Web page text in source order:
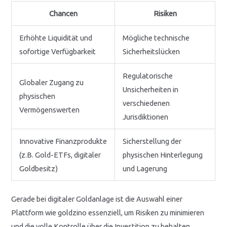
Chancen Risiken
Erhöhte Liquidität und
sofortige Verfügbarkeit
Mögliche technische
Sicherheitslücken
Globaler Zugang zu
physischen
Vermögenswerten
Regulatorische
Unsicherheiten in
verschiedenen
Jurisdiktionen
Innovative Finanzprodukte
(z.B. Gold-ETFs, digitaler
Goldbesitz)
Sicherstellung der
physischen Hinterlegung
und Lagerung
Gerade bei digitaler Goldanlage ist die Auswahl einer
Plattform wie goldzino essenziell, um Risiken zu minimieren